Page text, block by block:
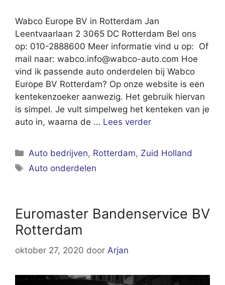
Wabco Europe BV in Rotterdam Jan
Leentvaarlaan 2 3065 DC Rotterdam Bel ons
op: 010-2888600 Meer informatie vind u op: Of
mail naar: wabco.info@wabco-auto.com Hoe
vind ik passende auto onderdelen bij Wabco
Europe BV Rotterdam? Op onze website is een
kentekenzoeker aanwezig. Het gebruik hiervan
is simpel. Je vult simpelweg het kenteken van je
auto in, waarna de … Lees verder
Categorieën
Auto bedrijven, Rotterdam, Zuid Holland
Tags
Auto onderdelen
Euromaster Bandenservice BV
Rotterdam
oktober 27, 2020 door Arjan